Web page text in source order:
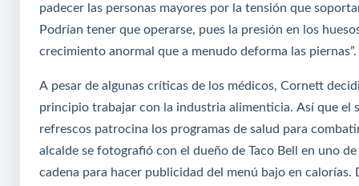
padecer las personas mayores por la tensión que
Podrían tener que operarse, pues la presión en los
crecimiento anormal que a menudo deforma las piernas”.
A pesar de algunas críticas de los médicos, Cornett
principio trabajar con la industria alimenticia. Así que el
refrescos patrocina los programas de salud para
alcalde se fotografió con el dueño de Taco Bell en uno
cadena para hacer publicidad del menú bajo en calorías.